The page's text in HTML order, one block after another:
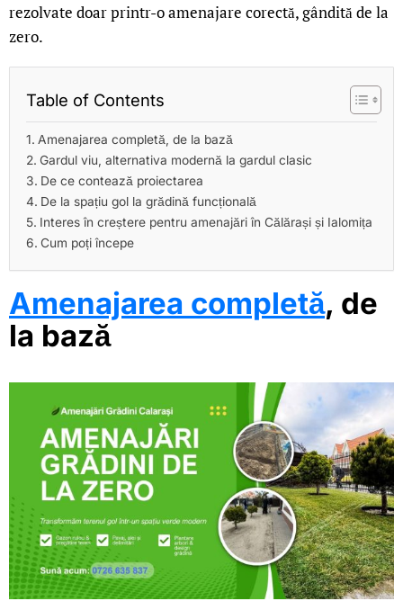
rezolvate doar printr-o amenajare corectă, gândită de la
zero.
Table of Contents
Amenajarea completă, de la bază
Gardul viu, alternativa modernă la gardul clasic
De ce contează proiectarea
De la spațiu gol la grădină funcțională
Interes în creștere pentru amenajări în Călărași și Ialomița
Cum poți începe
Amenajarea completă, de
la bază